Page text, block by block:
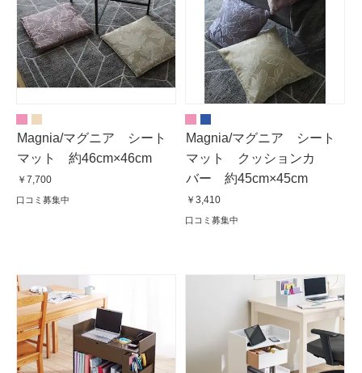
Magnia/マグニア シート
マット 約46cm×46cm
￥7,700
口コミ募集中
Magnia/マグニア シート
マット クッションカ
バー 約45cm×45cm
￥3,410
口コミ募集中